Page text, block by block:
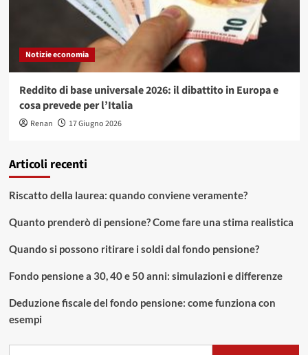
Notizie economia
Reddito di base universale 2026: il dibattito in Europa e
cosa prevede per l’Italia
Renan 17 Giugno 2026
Articoli recenti
Riscatto della laurea: quando conviene veramente?
Quanto prenderò di pensione? Come fare una stima realistica
Quando si possono ritirare i soldi dal fondo pensione?
Fondo pensione a 30, 40 e 50 anni: simulazioni e differenze
Deduzione fiscale del fondo pensione: come funziona con
esempi